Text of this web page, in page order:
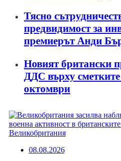
Тясно
предвидимост за
премиерът Анди
Новият британски
ДДС върху сметките
октомври
Великобритания
08.08.2026